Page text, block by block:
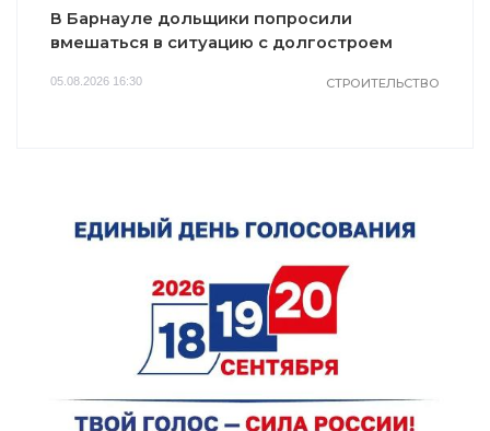
В Барнауле дольщики попросили
вмешаться в ситуацию с долгостроем
05.08.2026 16:30 СТРОИТЕЛЬСТВО